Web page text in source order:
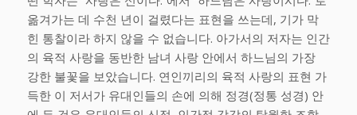
옮겨가는 데 수천 년이 걸렸다는 표현을 쓰는데, 기가 막
힌 통찰이라 하지 않을 수 없습니다. 아가서의 저자는 인간
의 육적 사랑을 동반한 남녀 사랑 안에서 하느님의 가장
강한 불꽃을 보았습니다. 연인끼리의 육적 사랑의 표현 가
득한 이 저서가 유대인들의 손에 의해 정경(정통 성경) 안